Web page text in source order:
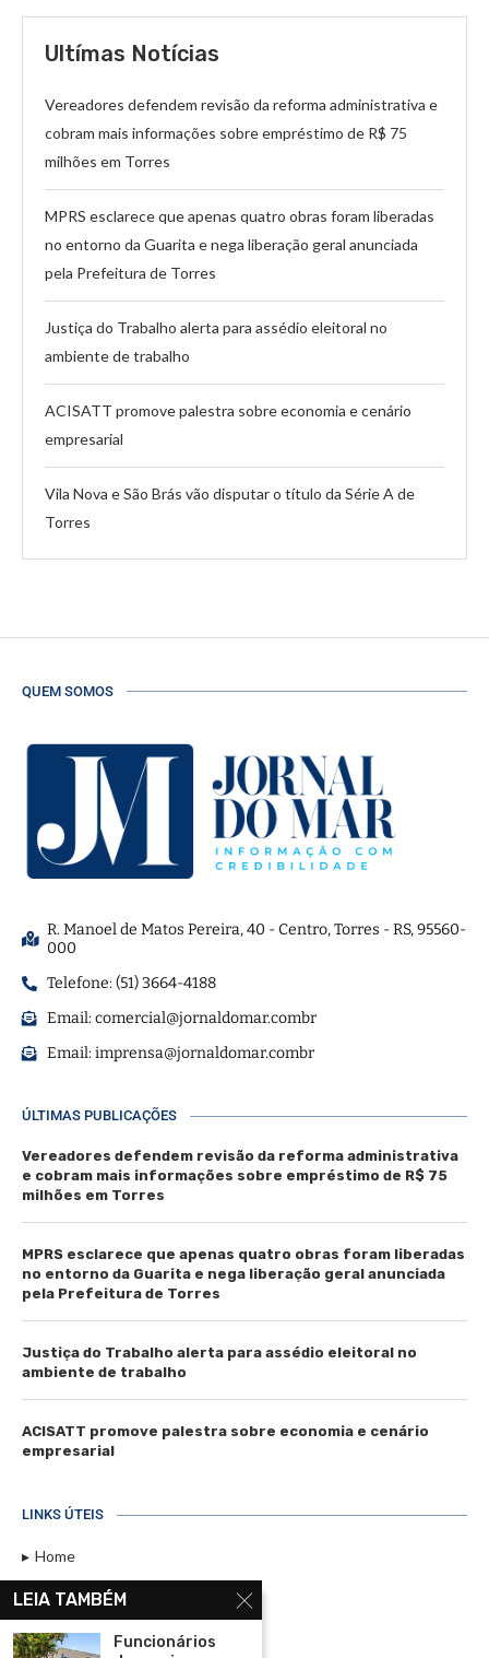
Ultímas Notícias
Vereadores defendem revisão da reforma administrativa e
cobram mais informações sobre empréstimo de R$ 75
milhões em Torres
MPRS esclarece que apenas quatro obras foram liberadas
no entorno da Guarita e nega liberação geral anunciada
pela Prefeitura de Torres
Justiça do Trabalho alerta para assédio eleitoral no
ambiente de trabalho
ACISATT promove palestra sobre economia e cenário
empresarial
Vila Nova e São Brás vão disputar o título da Série A de
Torres
QUEM SOMOS
R. Manoel de Matos Pereira, 40 - Centro, Torres - RS, 95560-
000
Telefone: (51) 3664-4188
Email:comercial@jornaldomar.combr
Email:imprensa@jornaldomar.combr
ÚLTIMAS PUBLICAÇÕES
Vereadores defendem revisão da reforma administrativa
e cobram mais informações sobre empréstimo de R$ 75
milhões em Torres
MPRS esclarece que apenas quatro obras foram liberadas
no entorno da Guarita e nega liberação geral anunciada
pela Prefeitura de Torres
Justiça do Trabalho alerta para assédio eleitoral no
ambiente de trabalho
ACISATT promove palestra sobre economia e cenário
empresarial
LINKS ÚTEIS
Home
Assinar
Contato
LEIA TAMBÉM
Funcionários